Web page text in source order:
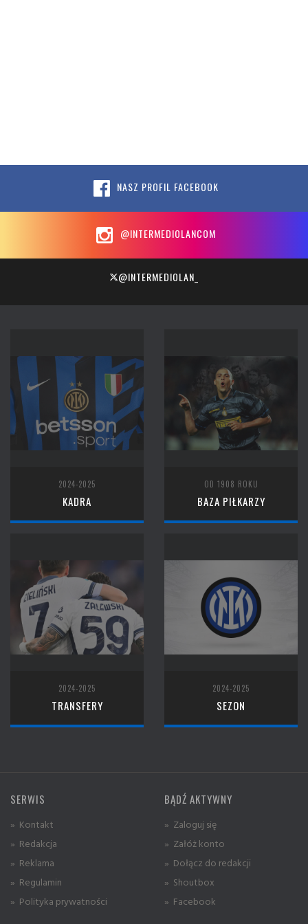
NASZ PROFIL FACEBOOK
@INTERMEDIOLANCOM
@INTERMEDIOLAN_
2024-2025
KADRA
OD 1908 ROKU
BAZA PIŁKARZY
2024-2025
TRANSFERY
2024-2025
SEZON
SERWIS
» Kontakt
» Redakcja
» Reklama
» Regulamin
» Polityka prywatności
BĄDŹ AKTYWNY
» Zaloguj się
» Załóż konto
» Dołącz do redakcji
» Shoutbox
» Facebook